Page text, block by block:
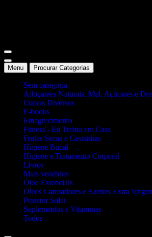
Menu Procurar Categorias
Sem categoria
Adoçantes Naturais, Mel, Açúcares e
Cursos Diversos
E-books
Emagrecimento
Fitness - Eu Treino em Casa
Frutas Secas e Castanhas
Higiene Bucal
Higiene e Tratamento Corporal
Livros
Mais vendidos
Óleo Essenciais
Óleos Carreadores e Azeites Extra
Protetor Solar
Suplementos e Vitaminas
Todos